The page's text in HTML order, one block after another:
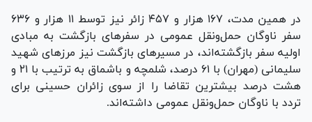
در همین مدت، ۱۶۷ هزار و ۴۵۷ زائر نیز توسط ۱۱ هزار و ۶۳۶
سفر ناوگان حمل‌ونقل عمومی در سفر‌های بازگشت به مبادی
اولیه سفر بازگشته‌اند، در مسیر‌های بازگشت نیز مرز‌های شهید
سلیمانی (مهران) با ۶۱ درصد، شلمچه و باشماق به ترتیب با ۲۱ و
هشت درصد بیشترین تقاضا را از سوی زائران حسینی برای
تردد با ناوگان حمل‌ونقل عمومی داشته‌اند.